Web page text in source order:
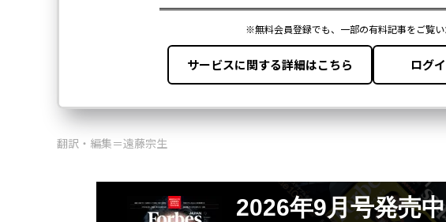
翻訳・編集＝遠藤宗生
2026年9月号発売中